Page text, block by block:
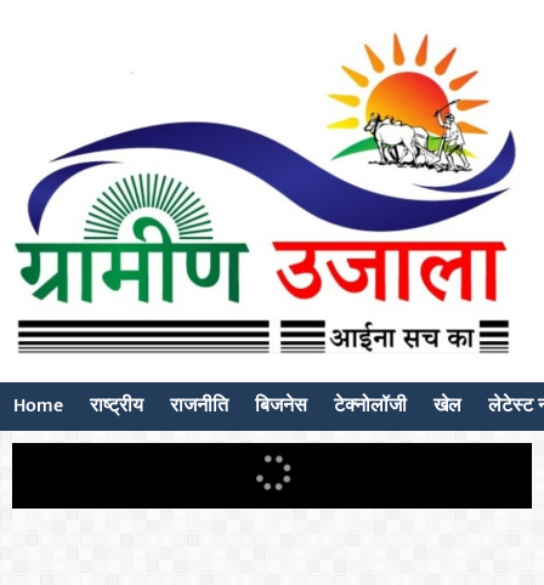
Home राष्ट्रीय राजनीति बिजनेस टेक्नोलॉजी खेल लेटेस्ट